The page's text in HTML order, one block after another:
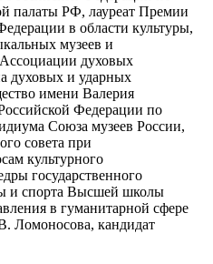
палаты РФ, лауреат Премии
в области культуры,
музеев и
духовых
духовых и ударных
имени Валерия
Федерации по
Союза музеев России,
совета при
культурного
государственного
и спорта Высшей школы
в гуманитарной сфере
Ломоносова, кандидат